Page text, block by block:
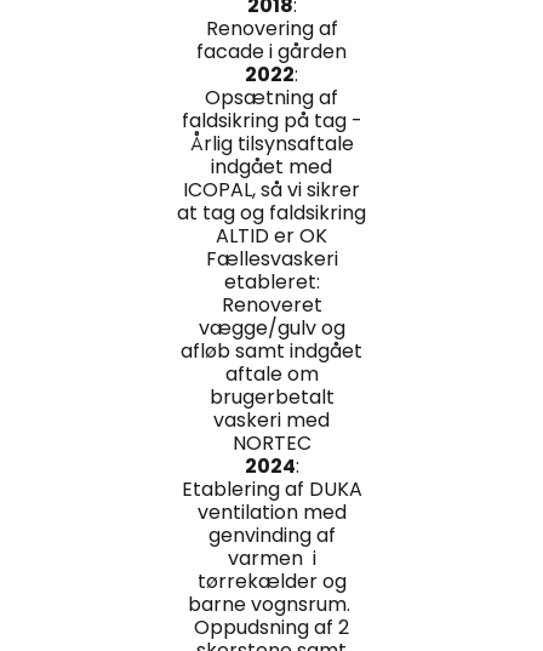
Renovering af
facade i gården
2022:
Opsætning af
faldsikring på tag -
Årlig tilsynsaftale
indgået med
ICOPAL, så vi sikrer
at tag og faldsikring
ALTID er OK
Fællesvaskeri
etableret:
Renoveret
vægge/gulv og
afløb samt indgået
aftale om
brugerbetalt
vaskeri med
NORTEC
2024:
Etablering af DUKA
ventilation med
genvinding af
varmen i
tørrekælder og
barne vognsrum.
Oppudsning af 2